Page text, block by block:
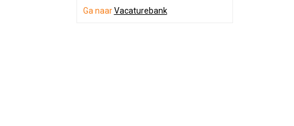
17 september 2026
Voormalig
Ga naarVacaturebank